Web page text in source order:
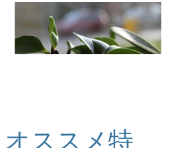
オススメ特